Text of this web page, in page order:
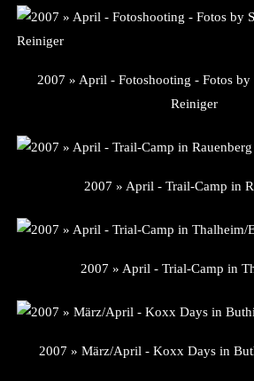
2007 » April - Fotoshooting - Fotos by
Reiniger
2007 » April - Trail-Camp in
2007 » April - Trial-Camp in
2007 » März/April - Koxx Days in